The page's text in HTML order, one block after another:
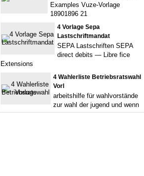
Examples Vuze-Vorlage
18901896 21
4 Vorlage Sepa
Lastschriftmandat
SEPA Lastschriften SEPA
direct debits — Libre fice
Extensions
4 Wahlerliste Betriebsratswahl
Vorl
arbeitshilfe für wahlvorstände
zur wahl der jugend und wenn